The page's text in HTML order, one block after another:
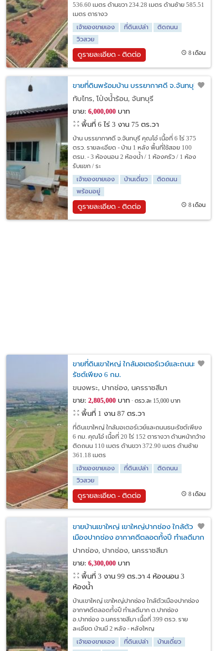
536.60 เมตร ด้านขวา 234.28 เมตร ด้านซ้าย 585.51
เมตร ตารางว
เจ้าของขายเอง
ที่ดินเปล่า
ติดถนน
วิวสวย
ดูรายละเอียด - ติดต่อ 8 เดือน
ขายที่ดินพร้อมบ้าน บรรยากาศดี จ.จันทบุรี
ทับไทร, โป่งน้ำร้อน, จันทบุรี
ขาย: 6,000,000บาท
พื้นที่ 6 ไร่ 3 งาน 75 ตร.วา
บ้าน บรรยากาศดี จ.จันทบุรี คุณโอ๋ เนื้อที่ 6 ไร่ 375
ตรว. รายละเอียด - บ้าน 1 หลัง พื้นที่ใช้สอย 100
ตรม. - 3 ห้องนอน 2 ห้องน้ำ / 1 ห้องครัว / 1 ห้อง
รับแขก / ระ
เจ้าของขายเอง
บ้านเดี่ยว
ติดถนน
พร้อมอยู่
ดูรายละเอียด - ติดต่อ 8 เดือน
ขายที่ดินเขาใหญ่ ใกล้มอเตอร์เวย์และถนนธนะ
รัชต์เพียง 6 กม.
ขนงพระ, ปากช่อง, นครราชสีมา
ขาย: 2,805,000บาท ตรว.ละ 15,000 บาท
พื้นที่ 1 งาน 87 ตร.วา
ที่ดินเขาใหญ่ ใกล้มอเตอร์เวย์และถนนธนะรัชต์เพียง
6 กม. คุณโอ๋ เนื้อที่ 20 ไร่ 152 ตารางวา ด้านหน้ากว้าง
ติดถนน 110 เมตร ด้านขวา 372.90 เมตร ด้านซ้าย
361.18 เมตร
เจ้าของขายเอง
ที่ดินเปล่า
ติดถนน
วิวสวย
ดูรายละเอียด - ติดต่อ 8 เดือน
ขายบ้านเขาใหญ่ เขาใหญ่ปากช่อง ใกล้ตัว
เมืองปากช่อง อากาศดีตลอดทั้งปี ทำเลดีมาก
ปากช่อง, ปากช่อง, นครราชสีมา
ขาย: 6,300,000บาท
พื้นที่ 3 งาน 99 ตร.วา 4 ห้องนอน 3
ห้องน้ำ
บ้านเขาใหญ่ เขาใหญ่ปากช่อง ใกล้ตัวเมืองปากช่อง
อากาศดีตลอดทั้งปี ทำเลดีมาก ต.ปากช่อง
อ.ปากช่อง จ.นครราชสีมา เนื้อที่ 399 ตรว. ราย
ละเอียด บ้านมี 2 หลัง - หลังใหญ
เจ้าของขายเอง
ที่ดินเปล่า
บ้านเดี่ยว